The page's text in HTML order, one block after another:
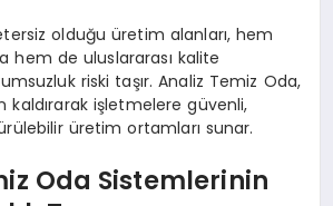
olduğu üretim alanları, hem
hem de uluslararası kalite
riski taşır. Analiz Temiz Oda,
kaldırarak işletmelere güvenli,
üretim ortamları sunar.
Oda Sistemlerinin